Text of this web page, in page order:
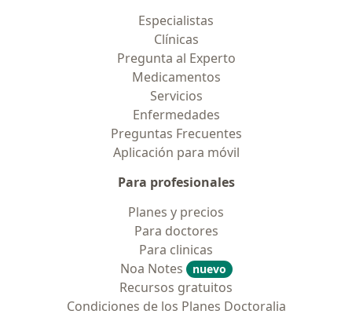
Especialistas
Clínicas
Pregunta al Experto
Medicamentos
Servicios
Enfermedades
Preguntas Frecuentes
Aplicación para móvil
Para profesionales
Planes y precios
Para doctores
Para clinicas
Noa Notes
nuevo
Recursos gratuitos
Condiciones de los Planes Doctoralia